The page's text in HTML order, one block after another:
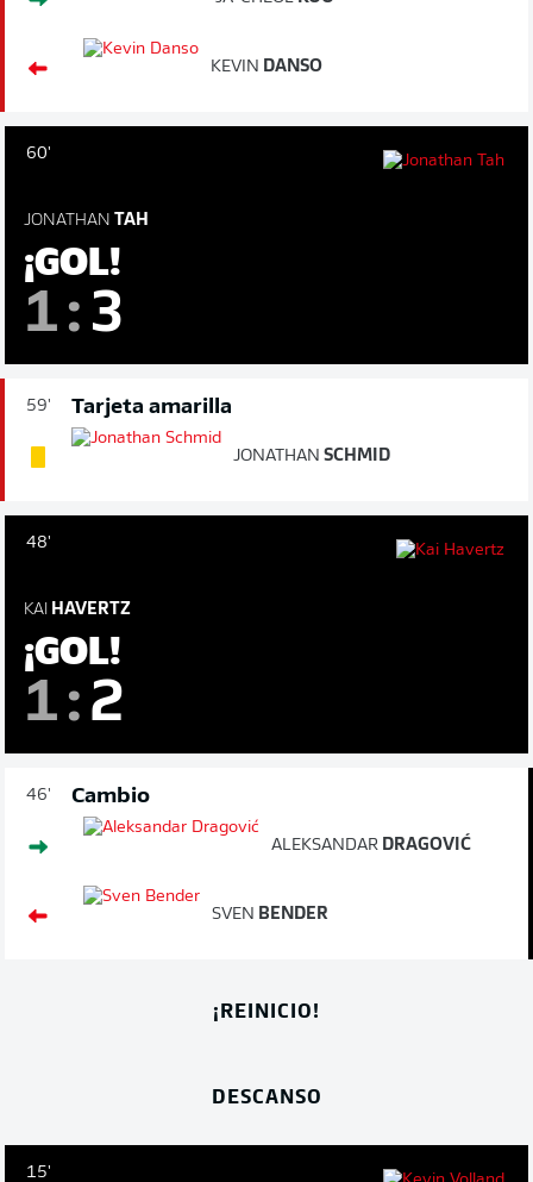
KEVIN DANSO
60'
JONATHAN TAH
¡GOL!
1: 3
59' Tarjeta amarilla
JONATHAN SCHMID
48'
KAI HAVERTZ
¡GOL!
1: 2
46' Cambio
ALEKSANDAR DRAGOVIĆ
SVEN BENDER
¡REINICIO!
DESCANSO
15'